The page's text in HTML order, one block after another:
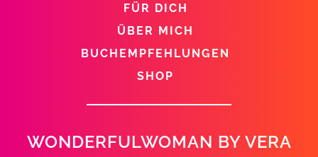
FÜR DICH
ÜBER MICH
BUCHEMPFEHLUNGEN
SHOP
WONDERFULWOMAN BY VERA